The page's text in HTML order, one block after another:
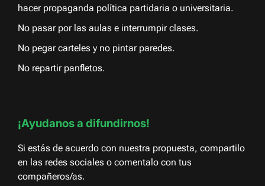
hacer propaganda política partidaria o universitaria.
No pasar por las aulas e interrumpir clases.
No pegar carteles y no pintar paredes.
No repartir panfletos.
¡Ayudanos a difundirnos!
Si estás de acuerdo con nuestra propuesta, compartilo
en las redes sociales o comentalo con tus
compañeros/as.